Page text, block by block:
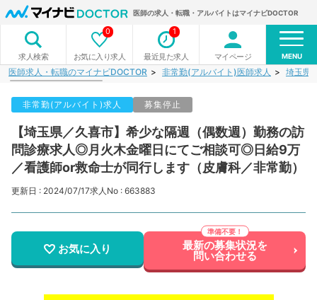
医師の求人・転職・アルバイトはマイナビDOCTOR
求人検索 お気に入り求人
0
最近見た求人
1
マイページ MENU
医師求人・転職のマイナビDOCTOR 非常勤(アルバイト)医師求人 埼玉県
非常勤(アルバイト)求人 募集停止
【埼玉県／久喜市】希少な隔週（偶数週）勤務の訪
問診療求人◎月火木金曜日にてご相談可◎日給9万
／看護師or救命士が同行します（皮膚科／非常勤）
更新日 : 2024/07/17求人No : 663883
お気に入り 最新の募集状況を
問い合わせる